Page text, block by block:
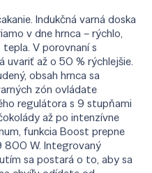
Indukčná varná doska
v dne hrnca – rýchlo,
V porovnaní s
uvariť až o 50 % rýchlejšie.
obsah hrnca sa
zón ovládate
regulátora s 9 stupňami
až po intenzívne
funkcia Boost prepne
800 W. Integrovaný
sa postará o to, aby sa